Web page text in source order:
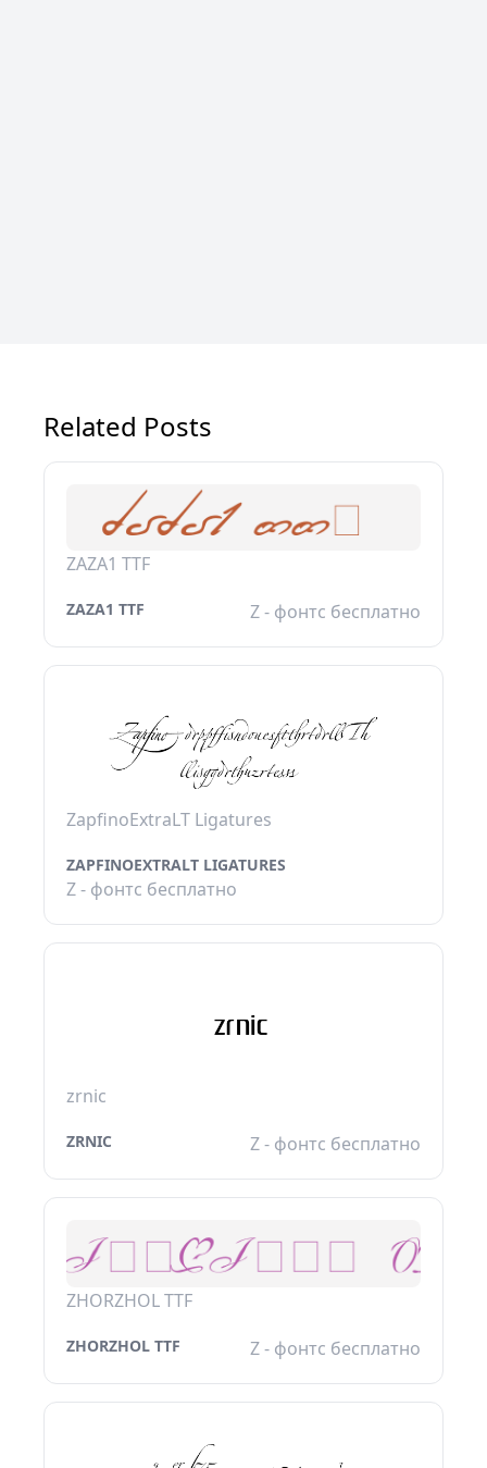
Related Posts
ZAZA1 TTF
ZAZA1 TTF Z - фонтс бесплатно
ZapfinoExtraLT Ligatures
ZAPFINOEXTRALT LIGATURES
Z - фонтс бесплатно
zrnic
ZRNIC Z - фонтс бесплатно
ZHORZHOL TTF
ZHORZHOL TTF Z - фонтс бесплатно